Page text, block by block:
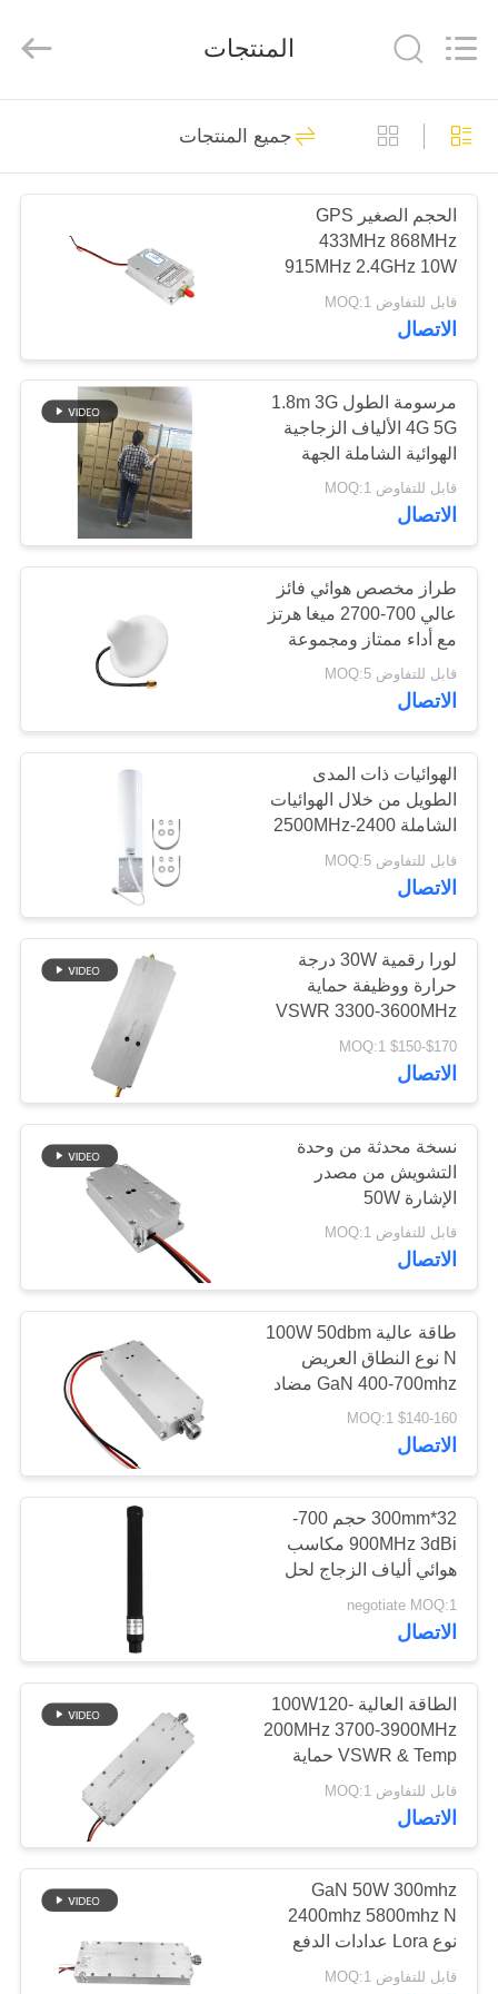
الصفحة
الرئيسية
منتجات
معلومات
جولة
المعمل
مراقبة
الجودة
اتصل
أخبار
مدونة
اطلب
اقتباس
خريطة
الموقع
PRIVACY
POLICY
module.
Rights
وحدة تشويش الإشارة
وحدة تشويش
الطائرات بدون طيار
21
وحدة تشويش FPV
109
مضخم طاقة RF
36
مكبر طاقة النطاق
العريض
18
مضخم أحادي الاتجاه
15
مكبر ثنائي الاتجاه
12
جهاز تشويش إشارات
الطائرات بدون طيار
96
المنتجات
جميع المنتجات
الحجم الصغير GPS
433MHz 868MHz
915MHz 2.4GHz 10W
إشارة الطائرات بدون طيار
RF وحدات مكافحة
الطائرات بدون طيار تعمل
قابل للتفاوض MOQ:1
الاتصال
مرسومة الطول 1.8m 3G
4G 5G الألياف الزجاجية
الهوائية الشاملة الجهة
الوقائية من الماء الهوائية
اللاسلكية WIFI
قابل للتفاوض MOQ:1
الاتصال
طراز مخصص هوائي فائز
عالي 700-2700 ميغا هرتز
مع أداء ممتاز ومجموعة
ترددية واسعة
قابل للتفاوض MOQ:5
الاتصال
الهوائيات ذات المدى
الطويل من خلال الهوائيات
الشاملة 2400-2500MHz
لتحقيق أقصى كفاءة في
نقل الإشارة
قابل للتفاوض MOQ:5
الاتصال
لورا رقمية 30W درجة
حرارة ووظيفة حماية
VSWR 3300-3600MHz
وحدة مكافحة التشويش
الراديوية
$170-$150 MOQ:1
الاتصال
نسخة محدثة من وحدة
التشويش من مصدر
الإشارة 50W
قابل للتفاوض MOQ:1
الاتصال
طاقة عالية 100W 50dbm
N نوع النطاق العريض
GaN 400-700mhz مضاد
وحدة التشويش
$140-160 MOQ:1
الاتصال
32*300mm حجم 700-
900MHz 3dBi مكاسب
هوائي ألياف الزجاج لحل
طيار
negotiate MOQ:1
الاتصال
الطاقة العالية 100W120-
200MHz 3700-3900MHz
VSWR & Temp حماية
عن الطائرات بدون طيار
قابل للتفاوض MOQ:1
الاتصال
GaN 50W 300mhz
2400mhz 5800mhz N
نوع Lora عدادات الدفع
الرقمية RF وحدة مكافحة
قابل للتفاوض MOQ:1